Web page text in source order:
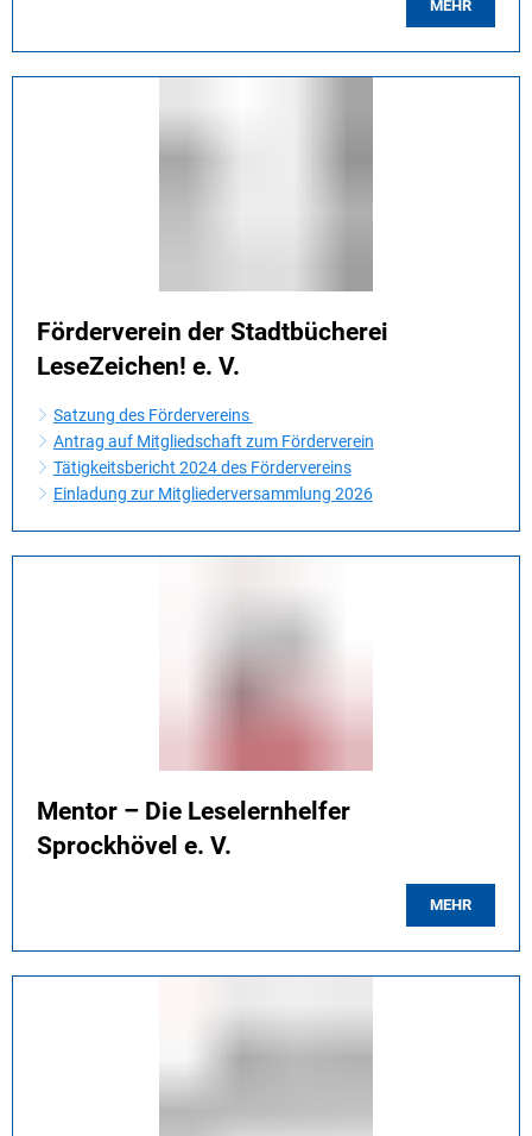
MEHR
Förderverein der Stadtbücherei
LeseZeichen! e. V.
Satzung des Fördervereins
Antrag auf Mitgliedschaft zum Förderverein
Tätigkeitsbericht 2024 des Fördervereins
Einladung zur Mitgliederversammlung 2026
Mentor – Die Leselernhelfer
Sprockhövel e. V.
MEHR